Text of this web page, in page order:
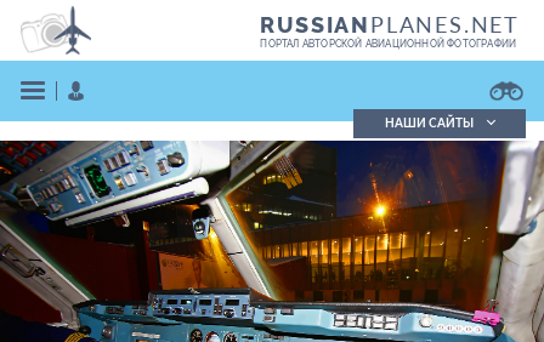
RUSSIANPLANES.NET
ПОРТАЛ АВТОРСКОЙ АВИАЦИОННОЙ ФОТОГРАФИИ
ВОЙТИ
Поиск фотографий
Поиск в реестре
Кратко
Подробно
НАШИ САЙТЫ